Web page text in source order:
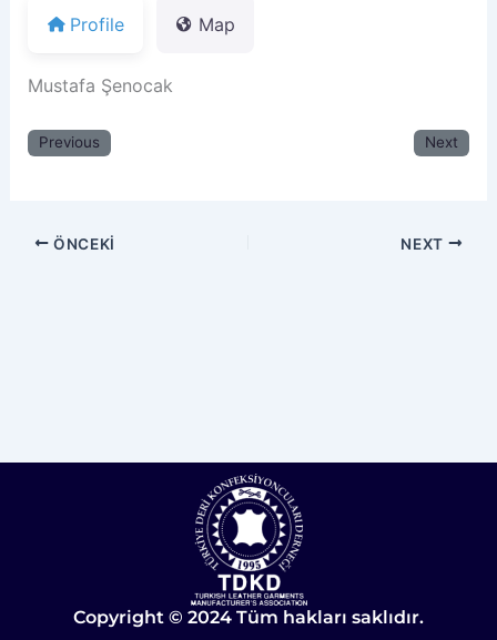
Profile Map
Mustafa Şenocak
Previous Next
ÖNCEKI NEXT
Copyright © 2024 Tüm hakları saklıdır.